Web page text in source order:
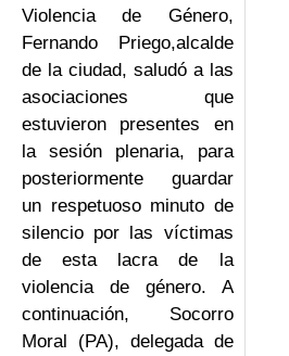
Violencia de Género,
Fernando Priego,alcalde
de la ciudad, saludó a las
asociaciones que
estuvieron presentes en
la sesión plenaria, para
posteriormente guardar
un respetuoso minuto de
silencio por las víctimas
de esta lacra de la
violencia de género. A
continuación, Socorro
Moral (PA), delegada de